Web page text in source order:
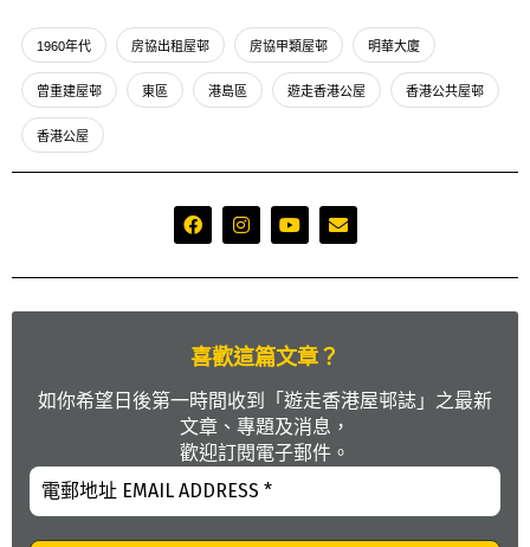
1960年代 房協出租屋邨 房協甲類屋邨 明華大廈
曾重建屋邨 東區 港島區 遊走香港公屋 香港公共屋邨
香港公屋
喜歡這篇文章？
如你希望日後第一時間收到「遊走香港屋邨誌」之最新
文章、專題及消息，
歡迎訂閱電子郵件。